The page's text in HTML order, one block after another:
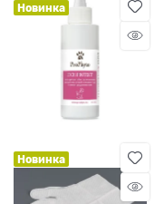
Новинка
Новинка